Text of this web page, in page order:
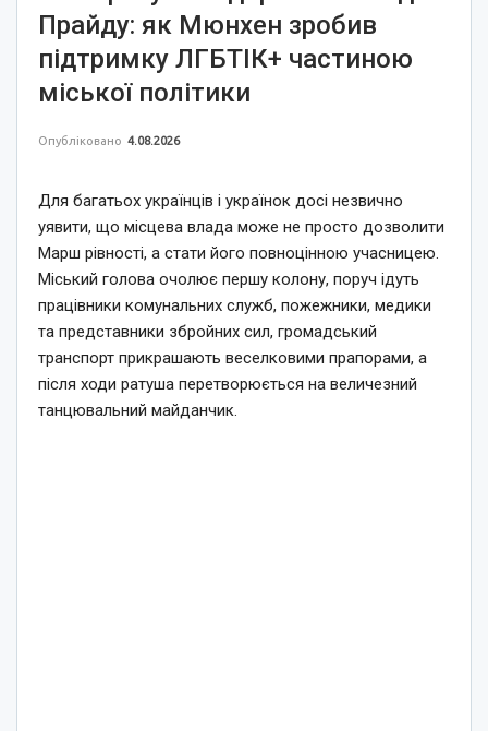
Прайду: як Мюнхен зробив
підтримку ЛГБТІК+ частиною
міської політики
Опубліковано 4.08.2026
Для багатьох українців і українок досі незвично
уявити, що місцева влада може не просто дозволити
Марш рівності, а стати його повноцінною учасницею.
Міський голова очолює першу колону, поруч ідуть
працівники комунальних служб, пожежники, медики
та представники збройних сил, громадський
транспорт прикрашають веселковими прапорами, а
після ходи ратуша перетворюється на величезний
танцювальний майданчик.